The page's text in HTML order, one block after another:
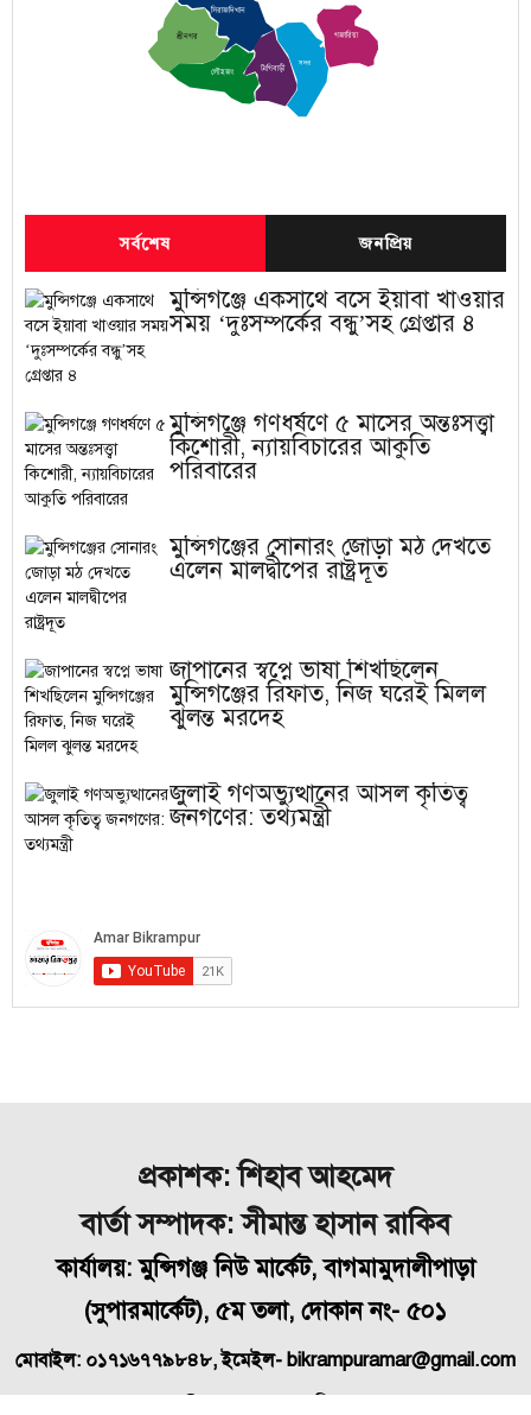
শ্রীনগর
সিরাজদিখান
টংগিবাড়ী
সদর
গজারিয়া
লৌহজং
সর্বশেষ জনপ্রিয়
মুন্সিগঞ্জে একসাথে বসে ইয়াবা খাওয়ার
সময় ‘দুঃসম্পর্কের বন্ধু’সহ গ্রেপ্তার ৪
মুন্সিগঞ্জে গণধর্ষণে ৫ মাসের অন্তঃসত্ত্বা
কিশোরী, ন্যায়বিচারের আকুতি
পরিবারের
মুন্সিগঞ্জের সোনারং জোড়া মঠ দেখতে
এলেন মালদ্বীপের রাষ্ট্রদূত
জাপানের স্বপ্নে ভাষা শিখছিলেন
মুন্সিগঞ্জের রিফাত, নিজ ঘরেই মিলল
ঝুলন্ত মরদেহ
জুলাই গণঅভ্যুত্থানের আসল কৃতিত্ব
জনগণের: তথ্যমন্ত্রী
প্রকাশক: শিহাব আহমেদ
বার্তা সম্পাদক: সীমান্ত হাসান রাকিব
কার্যালয়: মুন্সিগঞ্জ নিউ মার্কেট, বাগমামুদালীপাড়া
(সুপারমার্কেট), ৫ম তলা, দোকান নং- ৫০১
মোবাইল: ০১৭১৬৭৭৯৮৪৮, ইমেইল- bikrampuramar@gmail.com
স্বত্ব © ২০২৬ | আমার বিক্রমপুর